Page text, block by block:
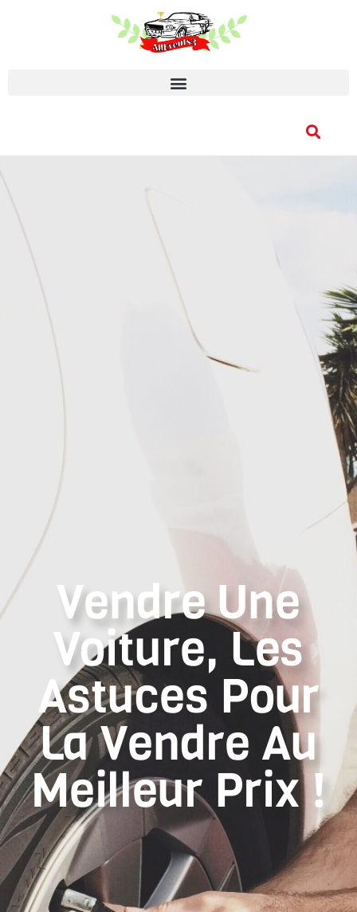
Vendre Une
Voiture, Les
Astuces Pour
La Vendre Au
Meilleur Prix !